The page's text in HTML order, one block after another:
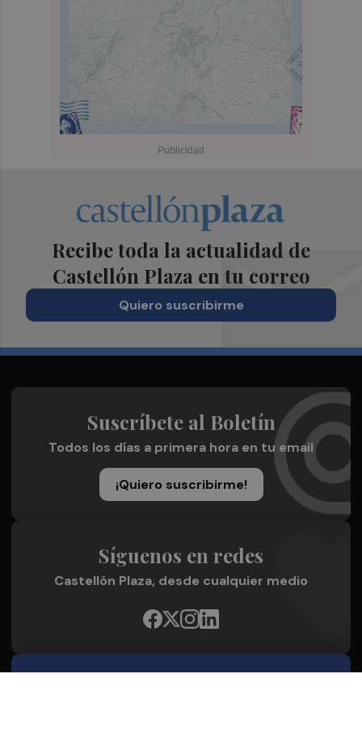
Recibe toda la actualidad de
Castellón Plaza en tu correo
Quiero suscribirme
Suscríbete al Boletín
Todos los días a primera hora en tu email
¡Quiero suscribirme!
Síguenos en redes
Castellón Plaza, desde cualquier medio